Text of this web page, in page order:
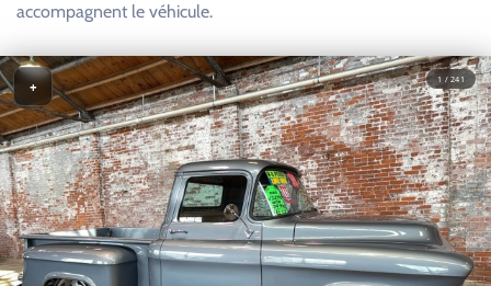
accompagnent le véhicule.
1 / 241
+